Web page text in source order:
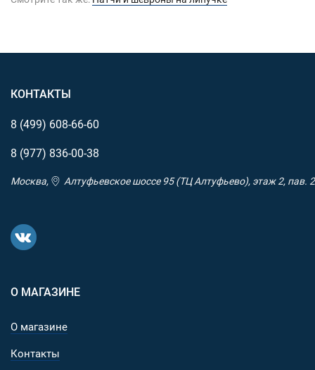
КОНТАКТЫ
8 (499) 608-66-60
8 (977) 836-00-38
Москва, Алтуфьевское шоссе 95 (ТЦ Алтуфьево), этаж 2, пав. 2
О МАГАЗИНЕ
О магазине
Контакты